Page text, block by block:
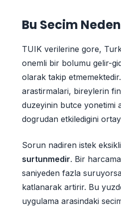
Bu Secim
TUIK verilerine gore,
onemli bir bolumu gelir-
olarak takip
arastirmalari, bireylerin
duzeyinin butce yonetimi
dogrudan etkiledigini
Sorun nadiren istek
surtunmedir. Bir
saniyeden fazla
katlanarak artirir. Bu
uygulama arasindaki